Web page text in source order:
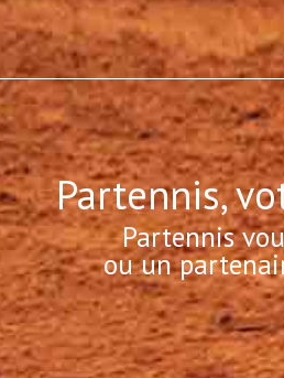
Partennis,
Partennis
ou un